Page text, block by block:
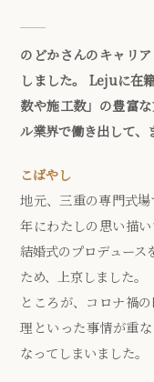
のどかさんのキャリ
しました。 Lejuに在
数や施工数」の豊富
ル業界で働き出して、
こばやし
地元、三重の専門式
年にわたしの思い描
結婚式のプロデュース
ため、上京しました。
ところが、コロナ禍
理といった事情が重
なってしまいました。